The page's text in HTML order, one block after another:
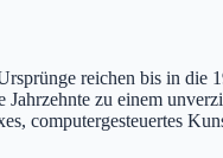
reichen bis in
zu einem
computergesteuertes